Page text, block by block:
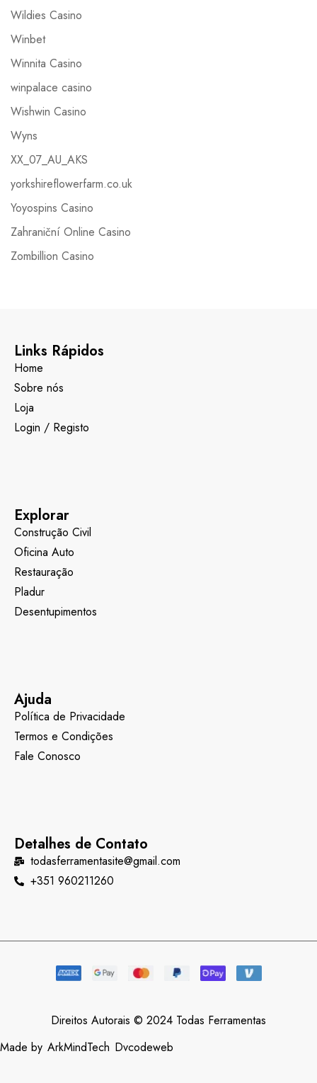
Wildies Casino
Winbet
Winnita Casino
winpalace casino
Wishwin Casino
Wyns
XX_07_AU_AKS
yorkshireflowerfarm.co.uk
Yoyospins Casino
Zahraniční Online Casino
Zombillion Casino
Links Rápidos
Home
Sobre nós
Loja
Login / Registo
Explorar
Construção Civil
Oficina Auto
Restauração
Pladur
Desentupimentos
Ajuda
Política de Privacidade
Termos e Condições
Fale Conosco
Detalhes de Contato
todasferramentasite@gmail.com
+351 960211260
Direitos Autorais © 2024 Todas Ferramentas
Made by ArkMindTech Dvcodeweb